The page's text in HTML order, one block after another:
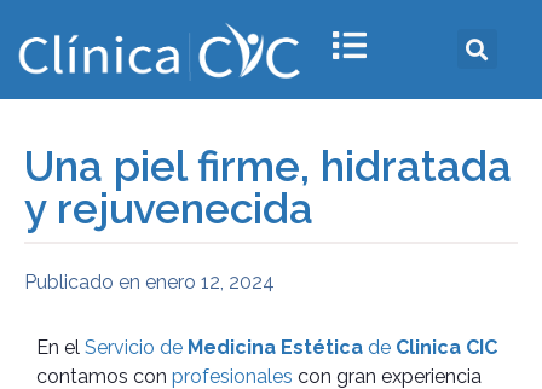
Una piel firme, hidratada
y rejuvenecida
Publicado en enero 12, 2024
En el Servicio de Medicina Estética de Clinica CIC
contamos con profesionales con gran experiencia